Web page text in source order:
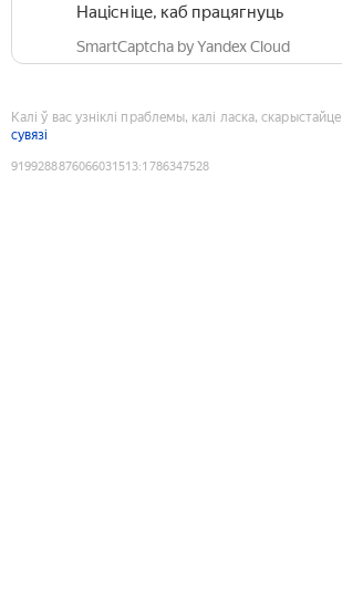
Націсніце, каб працягнуць
SmartCaptcha by Yandex Cloud
Калі ў вас узніклі праблемы, калі ласка, скарыстайце
сувязі
9199288876066031513:1786347528